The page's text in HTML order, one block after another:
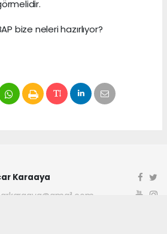
bize neleri hazırlıyor?
Karaaya